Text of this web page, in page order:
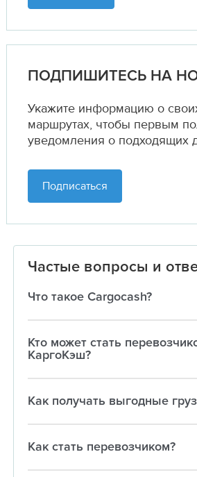
ПОДПИШИТЕСЬ НА
Укажите информацию о
маршрутах, чтобы первым
уведомления о подходящих
Подписаться
Частые вопросы и
Что такое Cargocash?
Кто может стать
КаргоКэш?
Как получать выгодные
Как стать перевозчиком?